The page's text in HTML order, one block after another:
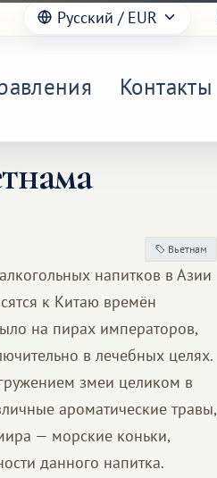
Русский / EUR
Контакты
Вьетнам
напитков в Азии
к Китаю времён
на пирах императоров,
в лечебных целях.
змеи целиком в
ароматические травы,
— морские коньки,
данного напитка.